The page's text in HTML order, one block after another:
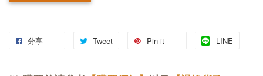
分享 Tweet Pin it LINE